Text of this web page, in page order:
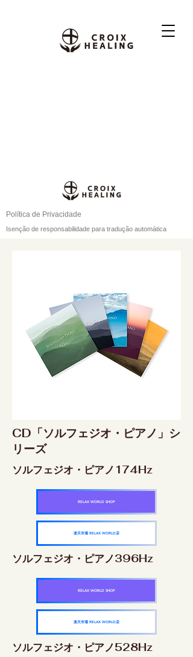
Política de Privacidade
Isenção de responsabilidade para tradução automática
CD「ソルフェジオ・ピアノ」シ
リーズ
ソルフェジオ・ピアノ174Hz
RELAX WORLD SHOP
楽天市場 RELAX WORLD店
ソルフェジオ・ピアノ396Hz
RELAX WORLD SHOP
楽天市場 RELAX WORLD店
ソルフェジオ・ピアノ528Hz